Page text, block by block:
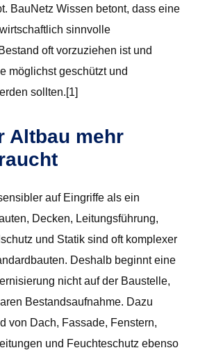
BauNetz Wissen betont, dass eine
sinnvolle
oft vorzuziehen ist und
möglichst geschützt und
sollten.[1]
Altbau mehr
auf Eingriffe als ein
Decken, Leitungsführung,
und Statik sind oft komplexer
Deshalb beginnt eine
nicht auf der Baustelle,
Bestandsaufnahme. Dazu
von Dach, Fassade, Fenstern,
und Feuchteschutz ebenso